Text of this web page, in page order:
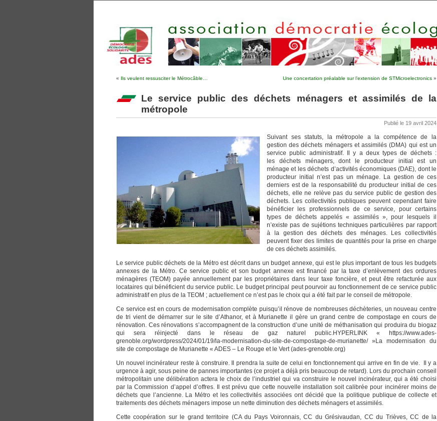
« Ils veulent ressusciter le Métrocâble… Une concertation préalable sur l’extension de STMicroelectronics »
Le service public des déchets ménagers et assimilés de la
métropole
Publié le 19 avril 2024
Suivant ses statuts, la métropole a la compétence de la
gestion des déchets ménagers et assimilés (DMA) qui est un
service public administratif. Il y a deux types de déchets :
les déchets ménagers, dont le producteur initial est un
ménage et les déchets d’activités économiques (DAE), dont le
producteur initial n’est pas un ménage. La gestion de ces
derniers est de la responsabilité du producteur initial de ces
déchets, elle ne relève pas du service public de gestion des
déchets. Les collectivités publiques peuvent cependant faire
bénéficier les professionnels de ce service, pour certains
types de déchets appelés « assimilés », pour lesquels il
n’existe pas de sujétions techniques particulières par rapport
à la gestion des déchets des ménages. Les collectivités
peuvent fixer des limites de quantités pour la prise en charge
de ces déchets assimilés.
Le service public déchets de la Métro est décrit dans un budget annexe, qui est le plus important de tous les budgets
annexes de la Métro. Ce service public et son budget annexe est financé par la taxe d’enlèvement des ordures
ménagères (TEOM) payée annuellement par les propriétaires dans leur taxe foncière, et peut être refacturée aux
locataires qui bénéficient du service public. Le budget principal peut pourvoir au fonctionnement de ce service public
administratif en plus de la TEOM ; actuellement ce n’est pas le choix qui a été fait par le conseil de métropole.
Ce service est en cours de modernisation complète puisqu’il rénove de nombreuses déchèteries, un nouveau centre
de tri vient de démarrer sur le site d’Athanor, et à Murianette il gère un grand centre de compostage en cours de
rénovation. Ces rénovations s’accompagnent de la construction d’une unité de méthanisation qui produira du biogaz
qui sera réinjecté dans le réseau de gaz naturel public.HYPERLINK « https://www.ades-
grenoble.org/wordpress/2024/01/19/la-modernisation-du-site-de-compostage-de-murianette/ »La modernisation du
site de compostage de Murianette « ADES – Le Rouge et le Vert (ades-grenoble.org)
Un nouvel incinérateur reste à construire. Il prendra la suite de celui en fonctionnement qui arrive en fin de vie. Il y a
urgence à agir, sous peine de pannes importantes (ce projet a déjà pris beaucoup de retard). Lors du prochain conseil
métropolitain une délibération actera le choix de l’industriel qui va construire le nouvel incinérateur, qui a été choisi
par la Commission d’appel d’offres. Il est prévu que cette nouvelle installation soit calibrée pour incinérer moins de
déchets que l’ancienne. La Métro et les collectivités associées ont décidé que la politique publique de collecte et
traitements des déchets ménagers impose un nette diminution des déchets ménagers et assimilés.
Cette coopération sur le grand territoire (CA du Pays Voironnais, CC du Grésivaudan, CC du Trièves, CC de la